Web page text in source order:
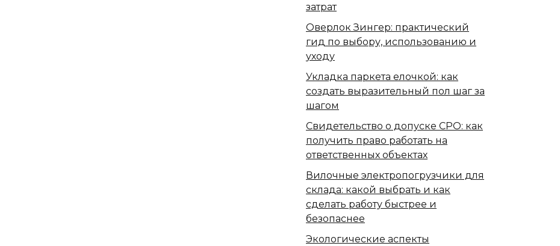
затрат
Оверлок Зингер: практический
гид по выбору, использованию и
уходу
Укладка паркета елочкой: как
создать выразительный пол шаг за
шагом
Свидетельство о допуске СРО: как
получить право работать на
ответственных объектах
Вилочные электропогрузчики для
склада: какой выбрать и как
сделать работу быстрее и
безопаснее
Экологические аспекты